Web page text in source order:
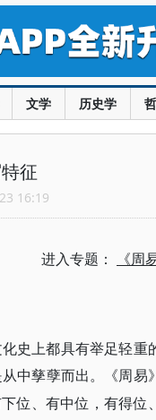
文学 历史学
征
16:19
进入专题： 《周
史上都具有举足轻重
中孳孽而出。《周易
位、有中位，有得位